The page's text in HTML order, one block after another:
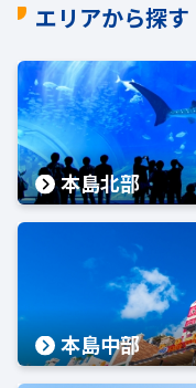
エリアから探す
本島北部
本島中部